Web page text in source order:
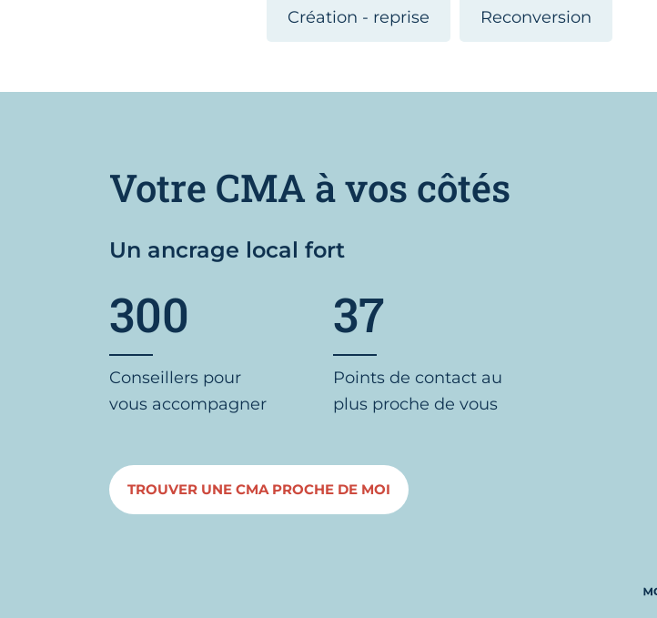
Création - reprise Reconversion
Votre CMA à vos côtés
Un ancrage local fort
300
Conseillers pour
vous accompagner
37
Points de contact au
plus proche de vous
TROUVER UNE CMA PROCHE DE MOI